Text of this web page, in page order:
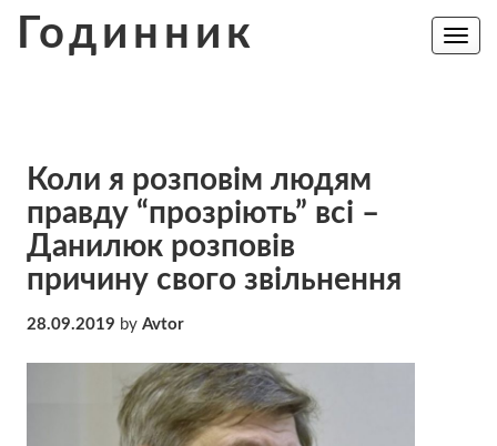
Годинник
Toggle
Коли я розповім людям
правду “прозріють” всі –
Данилюк розповів
причину свого звільнення
28.09.2019 by Avtor